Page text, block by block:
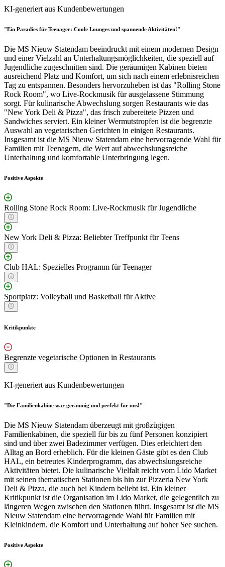
KI-generiert aus Kundenbewertungen
"Ein Paradies für Teenager: Coole Lounges und spannende Aktivitäten!"
Die MS Nieuw Statendam beeindruckt mit einem modernen Design
und einer Vielzahl an Unterhaltungsmöglichkeiten, die speziell auf
Jugendliche zugeschnitten sind. Die geräumigen Kabinen bieten
ausreichend Platz und Komfort, um sich nach einem erlebnisreichen
Tag zu entspannen. Besonders hervorzuheben ist das "Rolling Stone
Rock Room", wo Live-Rockmusik für ausgelassene Stimmung
sorgt. Für kulinarische Abwechslung sorgen Restaurants wie das
"New York Deli & Pizza", das frisch zubereitete Pizzen und
Sandwiches serviert. Ein kleiner Wermutstropfen ist die begrenzte
Auswahl an vegetarischen Gerichten in einigen Restaurants.
Insgesamt ist die MS Nieuw Statendam eine hervorragende Wahl für
Familien mit Teenagern, die Wert auf abwechslungsreiche
Unterhaltung und komfortable Unterbringung legen.
Positive Aspekte
Rolling Stone Rock Room: Live-Rockmusik für Jugendliche
New York Deli & Pizza: Beliebter Treffpunkt für Teens
Club HAL: Spezielles Programm für Teenager
Sportplatz: Volleyball und Basketball für Aktive
Kritikpunkte
Begrenzte vegetarische Optionen in Restaurants
KI-generiert aus Kundenbewertungen
"Die Familienkabine war geräumig und perfekt für uns!"
Die MS Nieuw Statendam überzeugt mit großzügigen
Familienkabinen, die speziell für bis zu fünf Personen konzipiert
sind und über zwei Badezimmer verfügen. Dies erleichtert den
Alltag an Bord erheblich. Für die kleinen Gäste gibt es den Club
HAL, ein betreutes Kinderprogramm, das abwechslungsreiche
Aktivitäten bietet. Die kulinarische Vielfalt reicht vom Lido Market
mit seinen thematischen Stationen bis hin zur Pizzeria New York
Deli & Pizza, die auch bei Kindern beliebt ist. Ein kleiner
Kritikpunkt ist die Organisation im Lido Market, die gelegentlich zu
längeren Wegen zwischen den Stationen führt. Insgesamt ist die MS
Nieuw Statendam eine hervorragende Wahl für Familien mit
Kleinkindern, die Komfort und Unterhaltung auf hoher See suchen.
Positive Aspekte